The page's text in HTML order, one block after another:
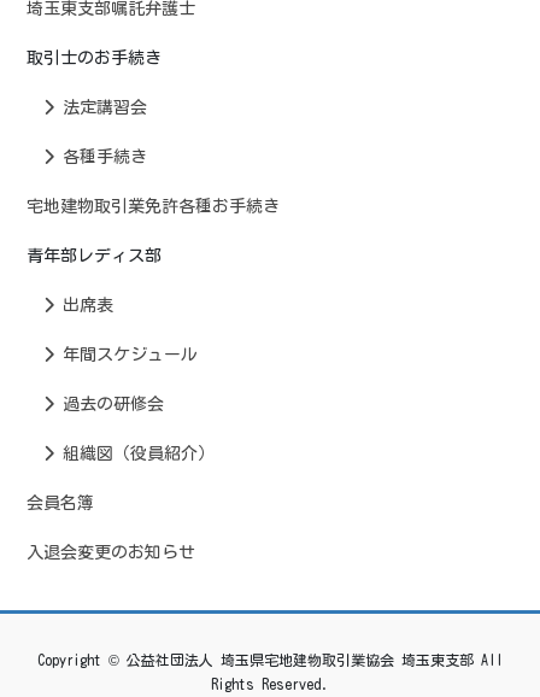
埼玉東支部嘱託弁護士
取引士のお手続き
法定講習会
各種手続き
宅地建物取引業免許各種お手続き
青年部レディス部
出席表
年間スケジュール
過去の研修会
組織図（役員紹介）
会員名簿
入退会変更のお知らせ
Copyright © 公益社団法人 埼玉県宅地建物取引業協会 埼玉東支部 All
Rights Reserved.